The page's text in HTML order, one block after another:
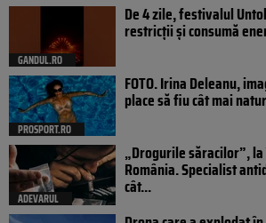
GANDUL.RO
De 4 zile, festivalul
restricții și consumă
PROSPORT.RO
FOTO. Irina Deleanu,
place să fiu cât mai
ADEVARUL
„Drogurile săracilor”,
România. Specialist
cât...